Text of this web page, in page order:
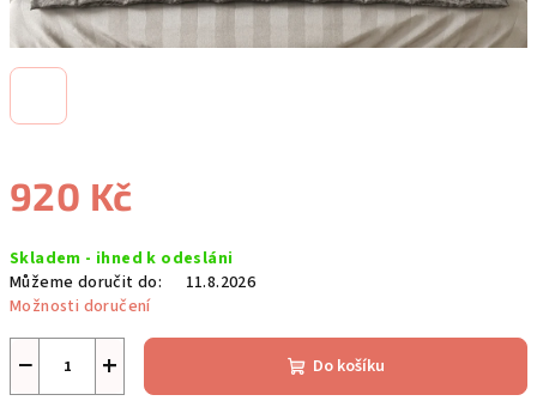
920 Kč
cena:
Skladem - ihned k odesláni
Můžeme doručit do:
11.8.2026
Možnosti doručení
+
− Do košíku